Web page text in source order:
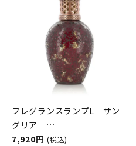
フレグランスランプL サン
グリア
ASHLEIGH&BURWOOD（ア
7,920円 (税込)